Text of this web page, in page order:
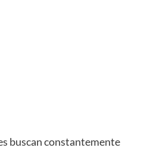
buscan constantemente